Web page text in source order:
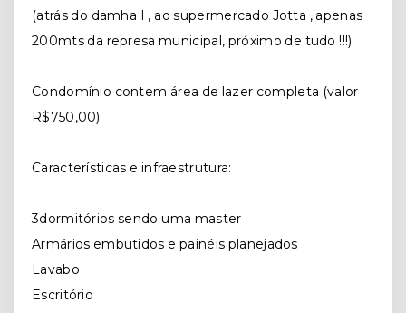
(atrás do damha I , ao supermercado Jotta , apenas
200mts da represa municipal, próximo de tudo !!!)
Condomínio contem área de lazer completa (valor
R$750,00)
Características e infraestrutura:
3dormitórios sendo uma master
Armários embutidos e painéis planejados
Lavabo
Escritório